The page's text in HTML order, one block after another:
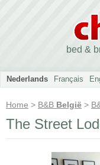
bed &
Nederlands Français
Home > B&B België >
The Street